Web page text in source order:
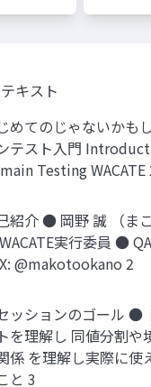
キスト
めてのじゃないかも
テスト入門
Testing WACATE
紹介 ● 岡野 誠 （まこ
実行委員 ●
@makotookano 2
ッションのゴール ●
を理解し 同値分割や
係 を理解し実際に使
と 3